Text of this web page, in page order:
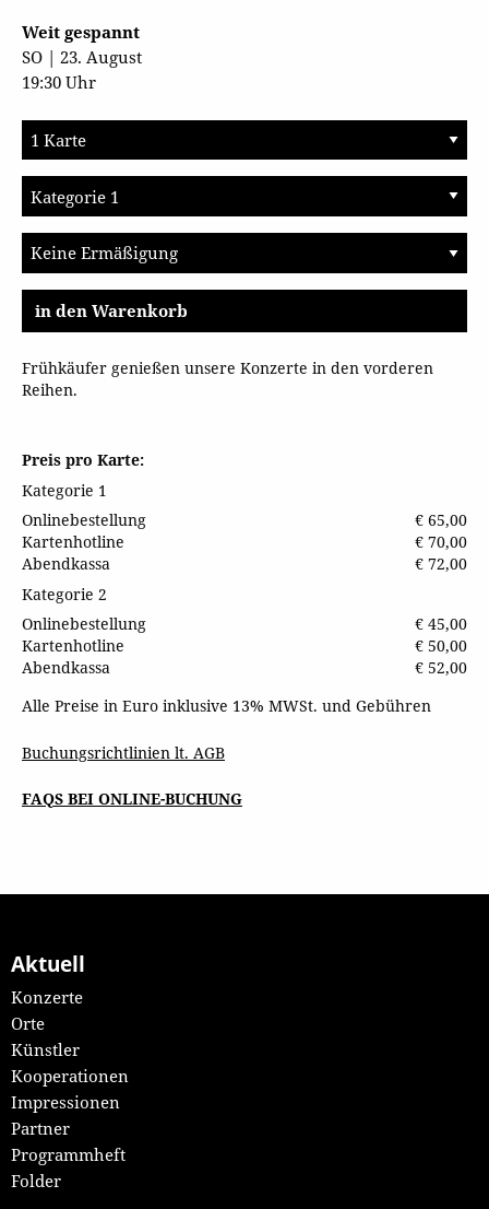
Weit gespannt
SO | 23. August
19:30 Uhr
in den Warenkorb
Frühkäufer genießen unsere Konzerte in den vorderen
Reihen.
Preis pro Karte:
Kategorie 1
Onlinebestellung
€ 65,00
Kartenhotline
€ 70,00
Abendkassa
€ 72,00
Kategorie 2
Onlinebestellung
€ 45,00
Kartenhotline
€ 50,00
Abendkassa
€ 52,00
Alle Preise in Euro inklusive 13% MWSt. und Gebühren
Buchungsrichtlinien lt. AGB
FAQS BEI ONLINE-BUCHUNG
Aktuell
Konzerte
Orte
Künstler
Kooperationen
Impressionen
Partner
Programmheft
Folder